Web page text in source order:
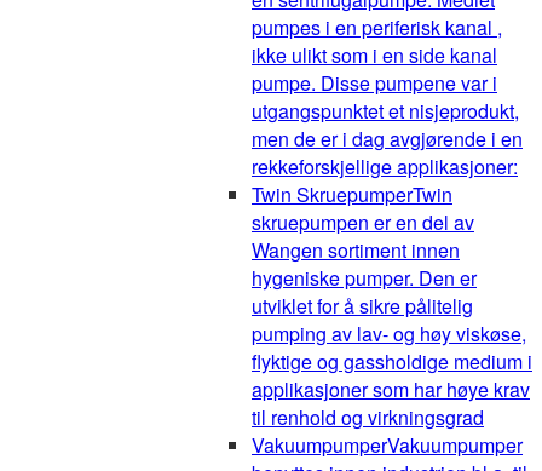
pumpes i en periferisk kanal ,
ikke ulikt som i en side kanal
pumpe. Disse pumpene var i
utgangspunktet et nisjeprodukt,
men de er i dag avgjørende i en
rekkeforskjellige applikasjoner:
Twin SkruepumperTwin
skruepumpen er en del av
Wangen sortiment innen
hygeniske pumper. Den er
utviklet for å sikre pålitelig
pumping av lav- og høy viskøse,
flyktige og gassholdige medium i
applikasjoner som har høye krav
til renhold og virkningsgrad
VakuumpumperVakuumpumper